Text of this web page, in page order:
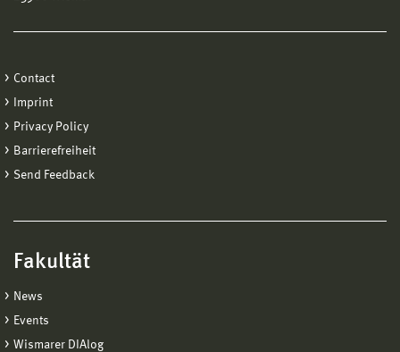
Contact
Imprint
Privacy Policy
Barrierefreiheit
Send Feedback
Fakultät
News
Events
Wismarer DIAlog